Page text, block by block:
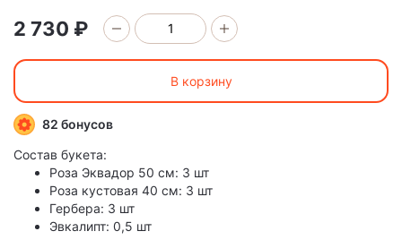
2 730 ₽
В корзину
82 бонусов
Состав букета:
Роза Эквадор 50 см: 3 шт
Роза кустовая 40 см: 3 шт
Гербера: 3 шт
Эвкалипт: 0,5 шт